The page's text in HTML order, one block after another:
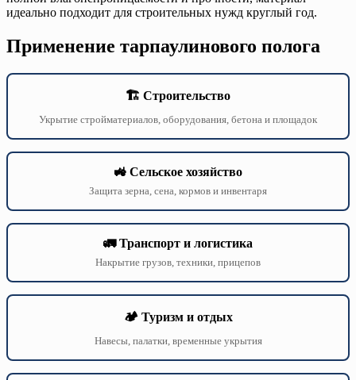
идеально подходит для строительных нужд круглый год.
Применение тарпаулинового полога
🏗️ Строительство
Укрытие стройматериалов, оборудования, бетона и площадок
🚜 Сельское хозяйство
Защита зерна, сена, кормов и инвентаря
🚛 Транспорт и логистика
Накрытие грузов, техники, прицепов
🏕️ Туризм и отдых
Навесы, палатки, временные укрытия